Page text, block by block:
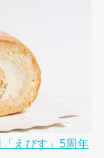
「えびす」5周年